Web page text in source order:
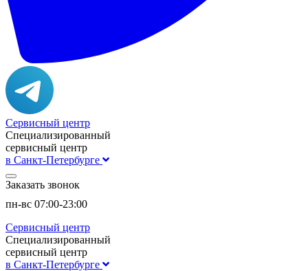
Сервисный центр
Специализированный
сервисный центр
в Санкт-Петербурге
Заказать звонок
пн-вс 07:00-23:00
Сервисный центр
Специализированный
сервисный центр
в Санкт-Петербурге